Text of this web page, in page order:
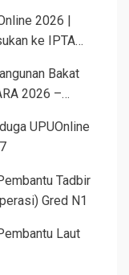
2026 |
ke IPTA
Bakat
2026 –
UPUOnline
Tadbir
Gred N1
Laut